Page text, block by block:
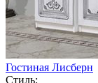
Гостиная Лисберн
Стиль: